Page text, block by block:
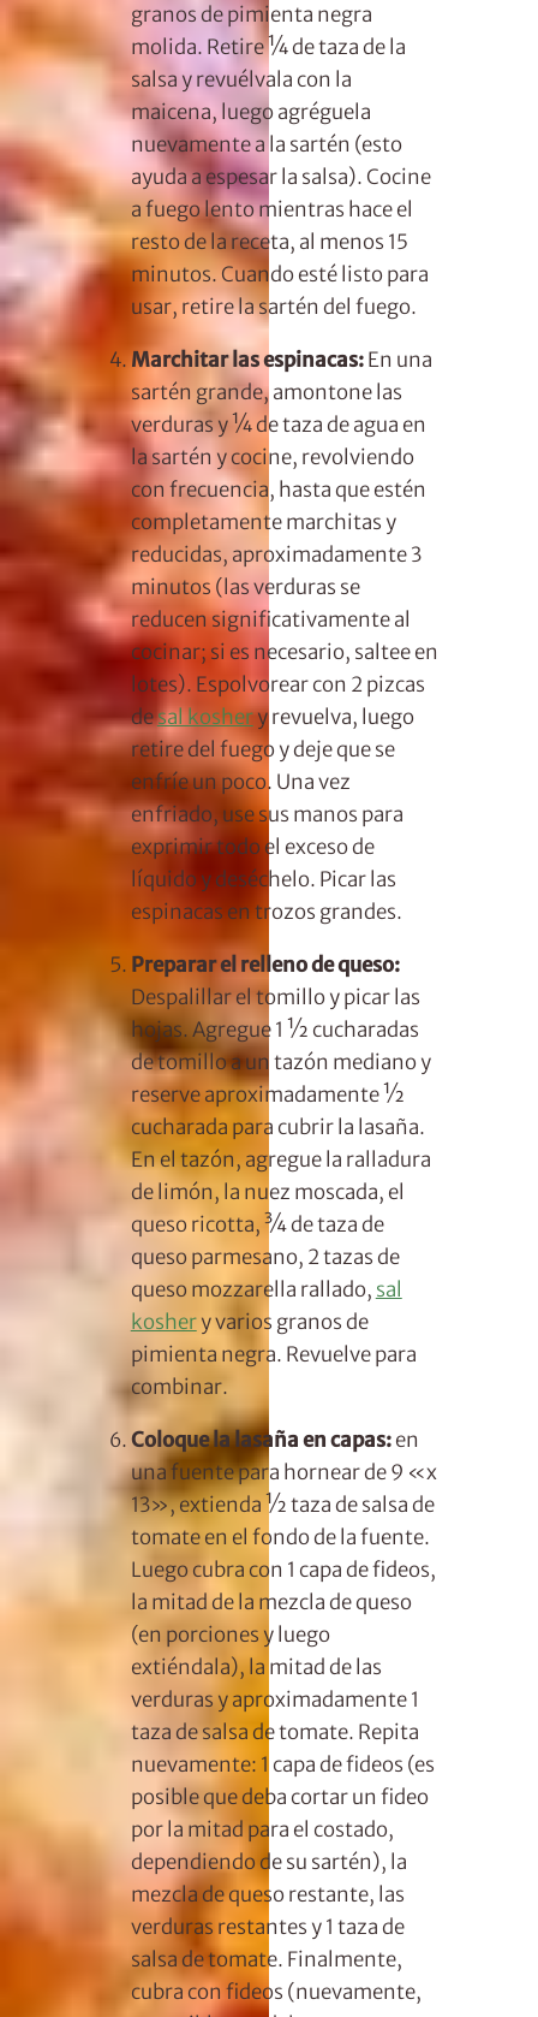
granos de pimienta negra
molida. Retire ¼ de taza de la
salsa y revuélvala con la
maicena, luego agréguela
nuevamente a la sartén (esto
ayuda a espesar la salsa). Cocine
a fuego lento mientras hace el
resto de la receta, al menos 15
minutos. Cuando esté listo para
usar, retire la sartén del fuego.
Marchitar las espinacas:En una
sartén grande, amontone las
verduras y ¼ de taza de agua en
la sartén y cocine, revolviendo
con frecuencia, hasta que estén
completamente marchitas y
reducidas, aproximadamente 3
minutos (las verduras se
reducen significativamente al
cocinar; si es necesario, saltee en
lotes). Espolvorear con 2 pizcas
desal koshery revuelva, luego
retire del fuego y deje que se
enfríe un poco. Una vez
enfriado, use sus manos para
exprimir todo el exceso de
líquido y deséchelo. Picar las
espinacas en trozos grandes.
Preparar el relleno de queso:
Despalillar el tomillo y picar las
hojas. Agregue 1 ½ cucharadas
de tomillo a un tazón mediano y
reserve aproximadamente ½
cucharada para cubrir la lasaña.
En el tazón, agregue la ralladura
de limón, la nuez moscada, el
queso ricotta, ¾ de taza de
queso parmesano, 2 tazas de
queso mozzarella rallado, sal
koshery varios granos de
pimienta negra. Revuelve para
combinar.
Coloque la lasaña en capas:en
una fuente para hornear de 9 «x
13», extienda ½ taza de salsa de
tomate en el fondo de la fuente.
Luego cubra con 1 capa de fideos,
la mitad de la mezcla de queso
(en porciones y luego
extiéndala), la mitad de las
verduras y aproximadamente 1
taza de salsa de tomate. Repita
nuevamente: 1 capa de fideos (es
posible que deba cortar un fideo
por la mitad para el costado,
dependiendo de su sartén), la
mezcla de queso restante, las
verduras restantes y 1 taza de
salsa de tomate. Finalmente,
cubra con fideos (nuevamente,